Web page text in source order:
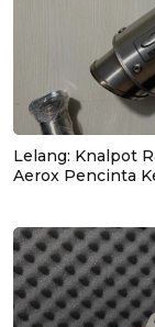
Lelang: Knalpot
Aerox Pencinta